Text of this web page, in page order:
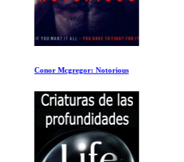
Conor Mcgregor: Notorious